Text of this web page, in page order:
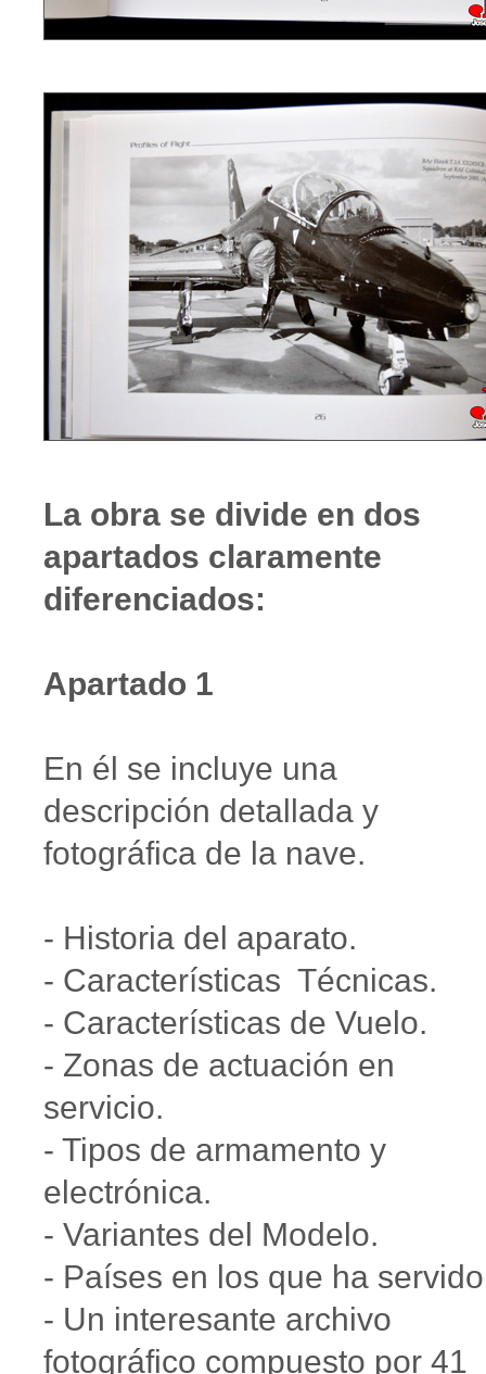
La obra se divide en dos
apartados claramente
diferenciados:
Apartado 1
En él se incluye una
descripción detallada y
fotográfica de la nave.
- Historia del aparato.
- Características Técnicas.
- Características de Vuelo.
- Zonas de actuación en
servicio.
- Tipos de armamento y
electrónica.
- Variantes del Modelo.
- Países en los que ha
- Un interesante archivo
fotográfico compuesto por 41